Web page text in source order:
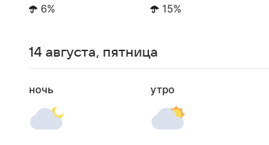
6%
15%
14 августа, пятница
ночь утро